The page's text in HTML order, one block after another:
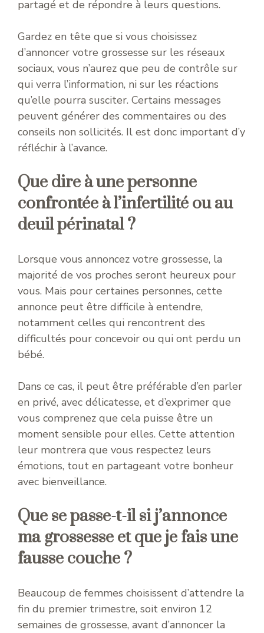
partagé et de répondre à leurs questions.
Gardez en tête que si vous choisissez
d’annoncer votre grossesse sur les réseaux
sociaux, vous n’aurez que peu de contrôle sur
qui verra l’information, ni sur les réactions
qu’elle pourra susciter. Certains messages
peuvent générer des commentaires ou des
conseils non sollicités. Il est donc important d’y
réfléchir à l’avance.
Que dire à une personne
confrontée à l’infertilité ou au
deuil périnatal ?
Lorsque vous annoncez votre grossesse, la
majorité de vos proches seront heureux pour
vous. Mais pour certaines personnes, cette
annonce peut être difficile à entendre,
notamment celles qui rencontrent des
difficultés pour concevoir ou qui ont perdu un
bébé.
Dans ce cas, il peut être préférable d’en parler
en privé, avec délicatesse, et d’exprimer que
vous comprenez que cela puisse être un
moment sensible pour elles. Cette attention
leur montrera que vous respectez leurs
émotions, tout en partageant votre bonheur
avec bienveillance.
Que se passe-t-il si j’annonce
ma grossesse et que je fais une
fausse couche ?
Beaucoup de femmes choisissent d’attendre la
fin du premier trimestre, soit environ 12
semaines de grossesse, avant d’annoncer la